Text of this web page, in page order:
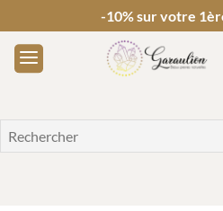
-10% sur votre